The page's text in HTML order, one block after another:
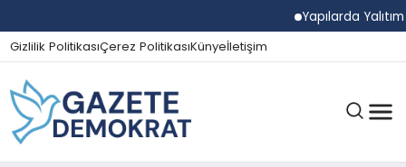
Yapılarda Yalıtım
Gizlilik PolitikasıÇerez PolitikasıKünyeİletişim